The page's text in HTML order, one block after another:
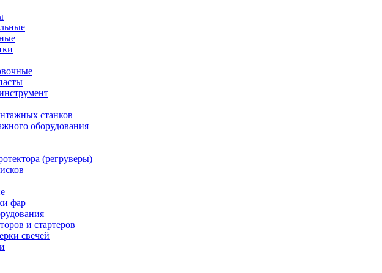
станков
оборудования
(регруверы)
фар
и стартеров
свечей